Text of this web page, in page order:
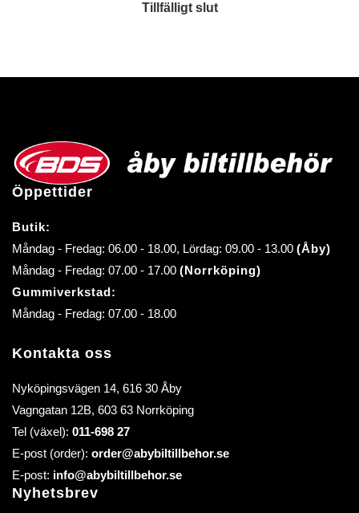
Tillfälligt slut
Öppettider
Butik:
Måndag - Fredag: 06.00 - 18.00, Lördag: 09.00 - 13.00 (Åby)
Måndag - Fredag: 07.00 - 17.00 (Norrköping)
Gummiverkstad:
Måndag - Fredag: 07.00 - 18.00
Kontakta oss
Nyköpingsvägen 14, 616 30 Åby
Vagngatan 12B, 603 63 Norrköping
Tel (växel): 011-698 27
E-post (order): order@abybiltillbehor.se
E-post: info@abybiltillbehor.se
Nyhetsbrev